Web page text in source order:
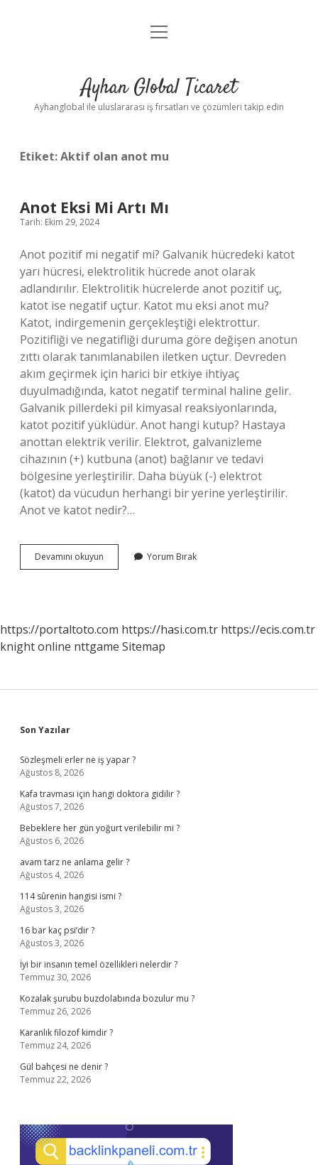
Anasayfa
Yasal Uyarı
menüyü
Ayhan Global Ticaret
Ayhanglobal ile uluslararası iş fırsatları ve çözümleri takip edin
Etiket:Aktif olan anot mu
Anot Eksi Mi Artı Mı
Tarih: Ekim 29, 2024
Anot pozitif mi negatif mi? Galvanik hücredeki katot
yarı hücresi, elektrolitik hücrede anot olarak
adlandırılır. Elektrolitik hücrelerde anot pozitif uç,
katot ise negatif uçtur. Katot mu eksi anot mu?
Katot, indirgemenin gerçekleştiği elektrottur.
Pozitifliği ve negatifliği duruma göre değişen anotun
zıttı olarak tanımlanabilen iletken uçtur. Devreden
akım geçirmek için harici bir etkiye ihtiyaç
duyulmadığında, katot negatif terminal haline gelir.
Galvanik pillerdeki pil kimyasal reaksiyonlarında,
katot pozitif yüklüdür. Anot hangi kutup? Hastaya
anottan elektrik verilir. Elektrot, galvanizleme
cihazının (+) kutbuna (anot) bağlanır ve tedavi
bölgesine yerleştirilir. Daha büyük (-) elektrot
(katot) da vücudun herhangi bir yerine yerleştirilir.
Anot ve katot nedir?…
Devamını okuyun
Eksi
Yorum Bırak
https://portaltoto.com https://hasi.com.tr https://ecis.com.tr
knight online nttgame Sitemap
Sidebar
Son Yazılar
Sözleşmeli erler ne iş yapar ?
Ağustos 8, 2026
Kafa travması için hangi doktora gidilir ?
Ağustos 7, 2026
Bebeklere her gün yoğurt verilebilir mi ?
Ağustos 6, 2026
avam tarz ne anlama gelir ?
Ağustos 4, 2026
114 sûrenin hangisi ismi ?
Ağustos 3, 2026
16 bar kaç psi’dir ?
Ağustos 3, 2026
İyi bir insanın temel özellikleri nelerdir ?
Temmuz 30, 2026
Kozalak şurubu buzdolabında bozulur mu ?
Temmuz 26, 2026
Karanlık filozof kimdir ?
Temmuz 24, 2026
Gül bahçesi ne denir ?
Temmuz 22, 2026